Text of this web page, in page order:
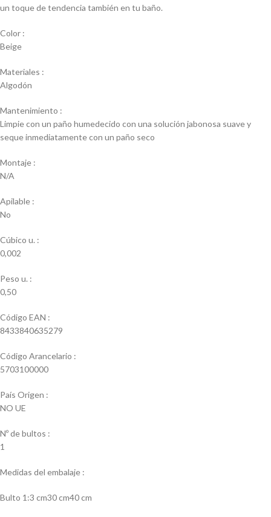
un toque de tendencia también en tu baño.
Color :
Beige
Materiales :
Algodón
Mantenimiento :
Limpie con un paño humedecido con una solución jabonosa suave y
seque inmediatamente con un paño seco
Montaje :
N/A
Apilable :
No
Cúbico u. :
0,002
Peso u. :
0,50
Código EAN :
8433840635279
Código Arancelario :
5703100000
País Origen :
NO UE
Nº de bultos :
1
Medidas del embalaje :
Bulto 1:3 cm30 cm40 cm